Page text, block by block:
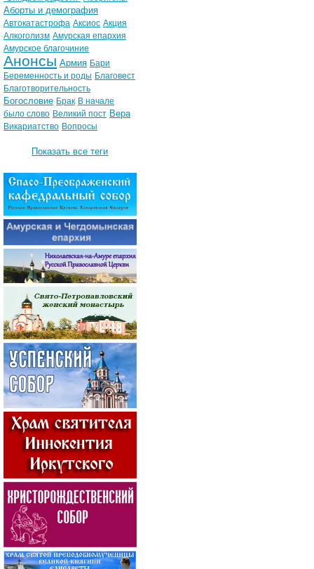
Аборты и демография
Автокатастрофа Аксиос Акция
Алкоголизм Амурская епархия
Амурское благочиние
Анонсы Армия Бари
Беременность и роды Благовест
Благотворительность
Богословие Брак В начале
было слово Великий пост Вера
Викариатство Вопросы
Показать все теги